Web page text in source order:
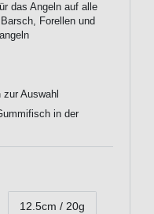
das Angeln auf alle
Forellen und
Auswahl
in der
12.5cm / 20g